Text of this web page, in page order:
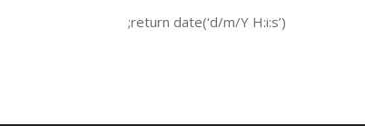
return date(‘d/m/Y H:i:s’);